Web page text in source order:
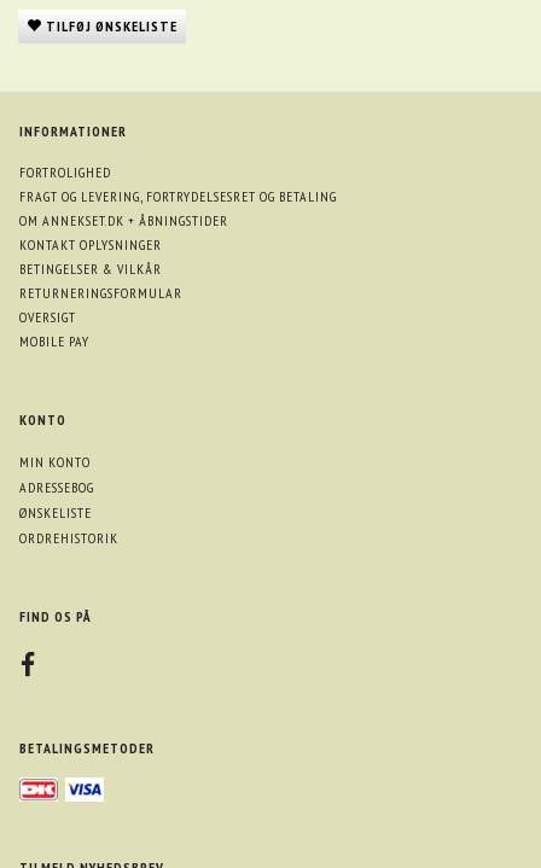
TILFØJ ØNSKELISTE
INFORMATIONER
FORTROLIGHED
FRAGT OG LEVERING, FORTRYDELSESRET OG BETALING
OM ANNEKSET.DK + ÅBNINGSTIDER
KONTAKT OPLYSNINGER
BETINGELSER & VILKÅR
RETURNERINGSFORMULAR
OVERSIGT
MOBILE PAY
KONTO
MIN KONTO
ADRESSEBOG
ØNSKELISTE
ORDREHISTORIK
FIND OS PÅ
BETALINGSMETODER